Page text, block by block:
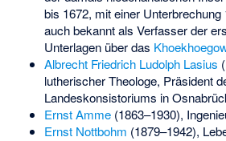
bis 1672, mit einer Unterbrechung
auch bekannt als Verfasser der
Unterlagen über das
Albrecht Friedrich Ludolph Lasius
lutherischer Theologe, Präsident
Landeskonsistoriums in
Ernst Amme(1863–1930),
Ernst Nottbohm (1879–1942),